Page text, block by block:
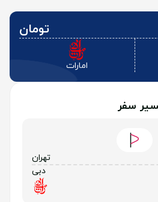
تومان
امارات
سفر
تهران
دبی